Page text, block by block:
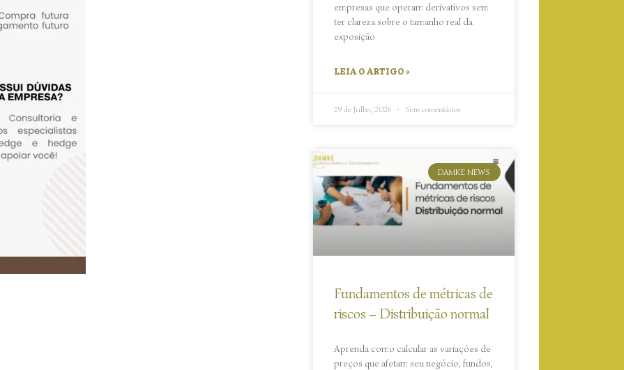
empresas que operam derivativos sem
ter clareza sobre o tamanho real da
exposição
LEIA O ARTIGO »
29 de Julho, 2026 Sem comentários
DAMKE NEWS
Fundamentos de métricas de
riscos – Distribuição normal
Aprenda como calcular as variações de
preços que afetam seu negócio, fundos,